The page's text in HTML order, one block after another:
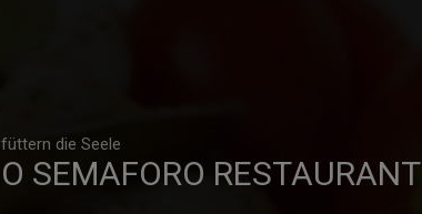
füttern die Seele
O SEMAFORO RESTAURANT